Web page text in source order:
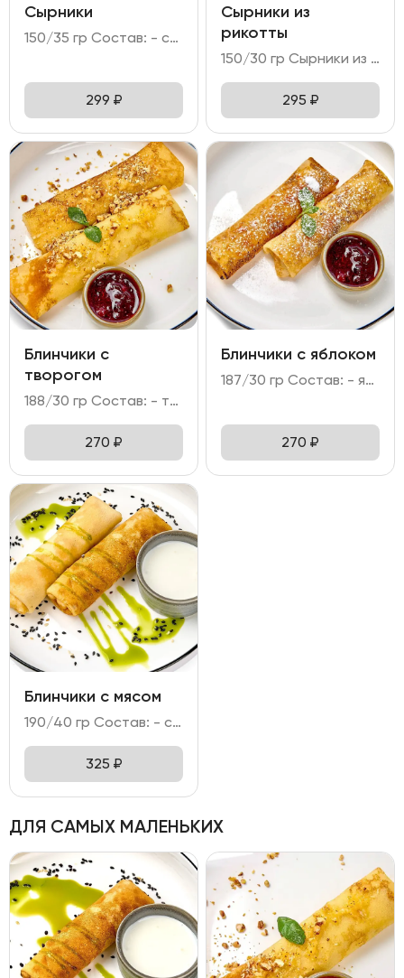
Сырники
150/35 гр Состав: - сырники - 3 шт (творог; манная крупа; сахар; яйцо куриное; мука пшеничная; масло растительное); - брусничное варенье; - мята; сахарная мудра; голубика.
299 ₽
Сырники из
рикотты
150/30 гр Сырники из рикотты – нежные сырники из сыра рикотта с марципаном и миндальной мукой. Подается с брусничным вареньем.
295 ₽
Блинчики с
творогом
188/30 гр Состав: - творог 5%, крупа манная; - мука, яйцо куриное, молоко; - грецкий орех, сахарная пудра; - брусничное варенье.
270 ₽
Блинчики с яблоком
187/30 гр Состав: - яблоко, корица; - мука, яйцо куриное, молоко; - сахарная пудра, мята; - брусничное варенье.
270 ₽
Блинчики с мясом
190/40 гр Состав: - свинина, говядина, лук репчатый; - мука, яйцо куриное, молоко, сахар; кунжут; - сметана.
325 ₽
ДЛЯ САМЫХ МАЛЕНЬКИХ